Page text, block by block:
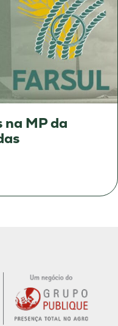
MP da